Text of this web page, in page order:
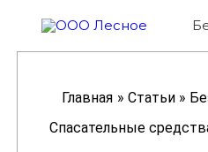
Главная » Статьи »
Спасательные